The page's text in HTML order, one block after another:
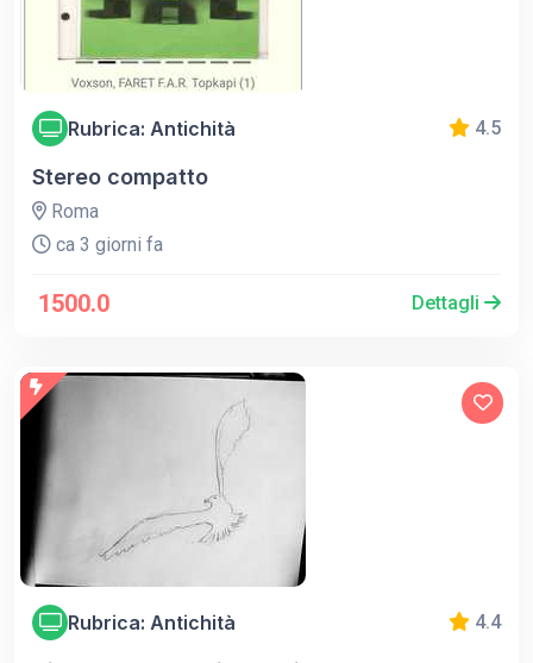
Rubrica: Antichità 4.5
Stereo compatto
Roma
ca 3 giorni fa
1500.0 Dettagli
Rubrica: Antichità 4.4